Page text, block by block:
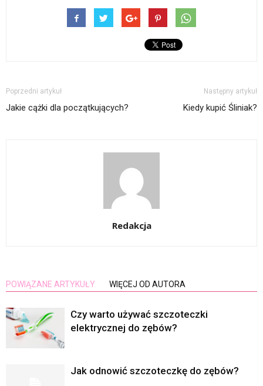
Poprzedni artykuł
Jakie cążki dla początkujących?
Następny artykuł
Kiedy kupić Śliniak?
Redakcja
POWIĄZANE ARTYKUŁY WIĘCEJ OD AUTORA
Czy warto używać szczoteczki
elektrycznej do zębów?
Jak odnowić szczoteczkę do zębów?